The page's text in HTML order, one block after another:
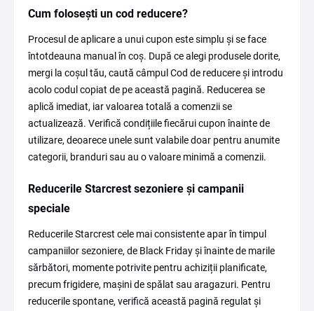
Cum folosești un cod reducere?
Procesul de aplicare a unui cupon este simplu și se face
întotdeauna manual în coș. După ce alegi produsele dorite,
mergi la coșul tău, caută câmpul Cod de reducere și introdu
acolo codul copiat de pe această pagină. Reducerea se
aplică imediat, iar valoarea totală a comenzii se
actualizează. Verifică condițiile fiecărui cupon înainte de
utilizare, deoarece unele sunt valabile doar pentru anumite
categorii, branduri sau au o valoare minimă a comenzii.
Reducerile Starcrest sezoniere și campanii
speciale
Reducerile Starcrest cele mai consistente apar în timpul
campaniilor sezoniere, de Black Friday și înainte de marile
sărbători, momente potrivite pentru achiziții planificate,
precum frigidere, mașini de spălat sau aragazuri. Pentru
reducerile spontane, verifică această pagină regulat și